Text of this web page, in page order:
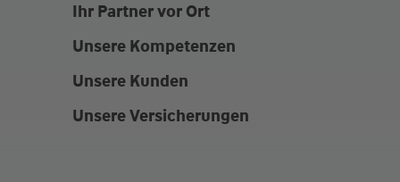
Ihr Partner vor Ort
Unsere Kompetenzen
Unsere Kunden
Unsere Versicherungen